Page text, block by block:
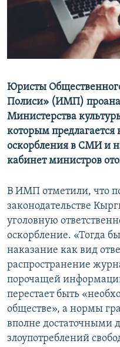
Юристы
Полиси» (ИМП)
Министерства
которым предлагается
оскорбления в СМИ и
кабинет министров
В ИМП отметили, что
законодательстве
уголовную
оскорбление. «Тогда
наказание как вид
распространение
порочащей
перестает быть
обществе», а нормы
вполне достаточными
злоупотреблений